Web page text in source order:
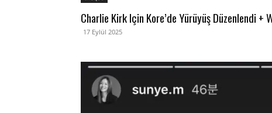
Charlie Kirk Için Kore’de Yürüyüş Düzenlendi +
17 Eylül 2025